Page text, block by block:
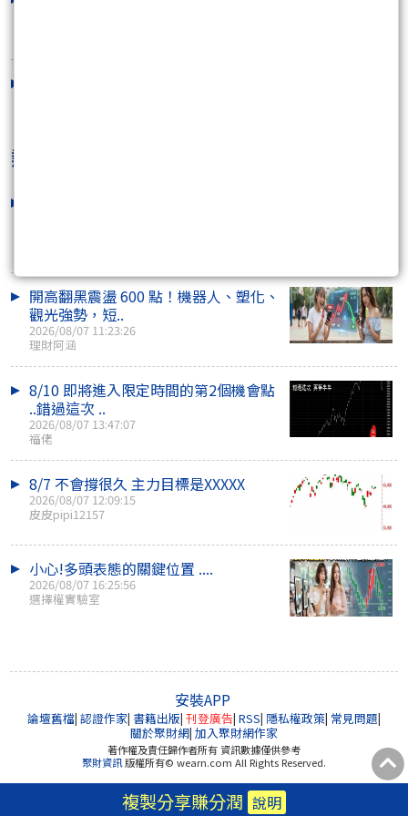
複製分享賺分潤 說明
熱門焦點文章
開高翻黑震盪 600 點！機器人、塑化、
觀光強勢，短..
2026/08/07 11:23:26
理財阿涵
8/10 即將進入限定時間的第2個機會點
..錯過這次 ..
2026/08/07 13:47:07
福佬
8/7 不會撐很久 主力目標是XXXXX
2026/08/07 12:09:15
皮皮pipi12157
小心!多頭表態的關鍵位置 ....
2026/08/07 16:25:56
選擇權實驗室
安裝APP
論壇舊檔| 認證作家| 書籍出版| 刊登廣告| RSS| 隱私權政策| 常見問題|
關於聚財網| 加入聚財網作家
著作權及責任歸作者所有 資訊數據僅供參考
聚財資訊版權所有© wearn.com All Rights Reserved.